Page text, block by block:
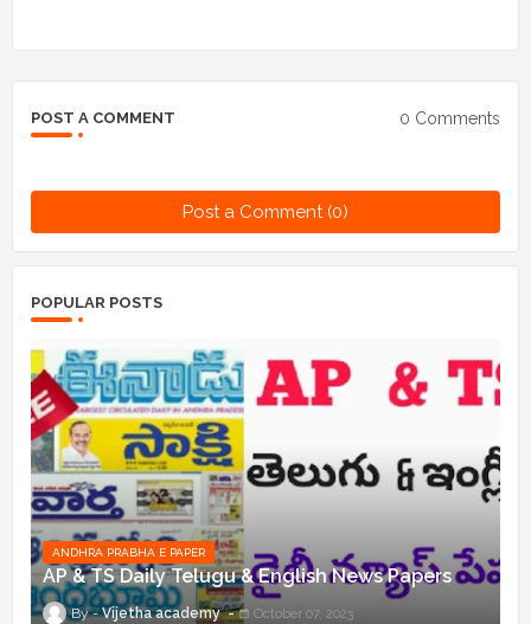
POST A COMMENT 0 Comments
Post a Comment (0)
POPULAR POSTS
ANDHRA PRABHA E PAPER
AP & TS Daily Telugu & English News Papers
Vijetha academy October 07, 2023